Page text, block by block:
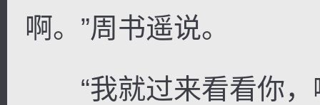
啊。”周书遥说。
“我就过来看看你，